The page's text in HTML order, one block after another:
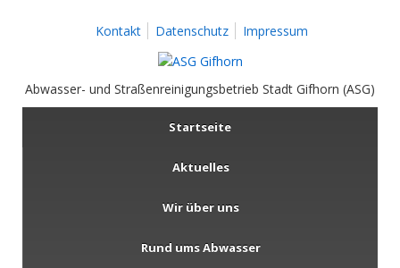
Kontakt Datenschutz Impressum
Abwasser- und Straßenreinigungsbetrieb Stadt Gifhorn (ASG)
Startseite
Aktuelles
Wir über uns
Rund ums Abwasser